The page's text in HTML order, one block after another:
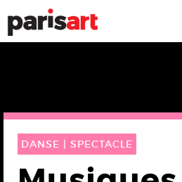
DANSE | SPECTACLE